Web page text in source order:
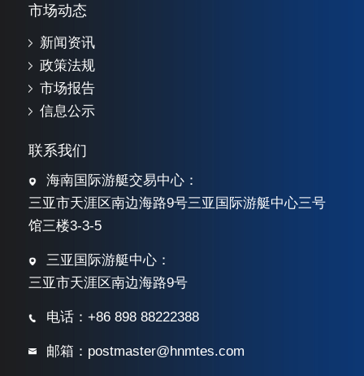
市场动态
新闻资讯
政策法规
市场报告
信息公示
联系我们
海南国际游艇交易中心：
三亚市天涯区南边海路9号三亚国际游艇中心三号
馆三楼3-3-5
三亚国际游艇中心：
三亚市天涯区南边海路9号
电话：+86 898 88222388
邮箱：postmaster@hnmtes.com